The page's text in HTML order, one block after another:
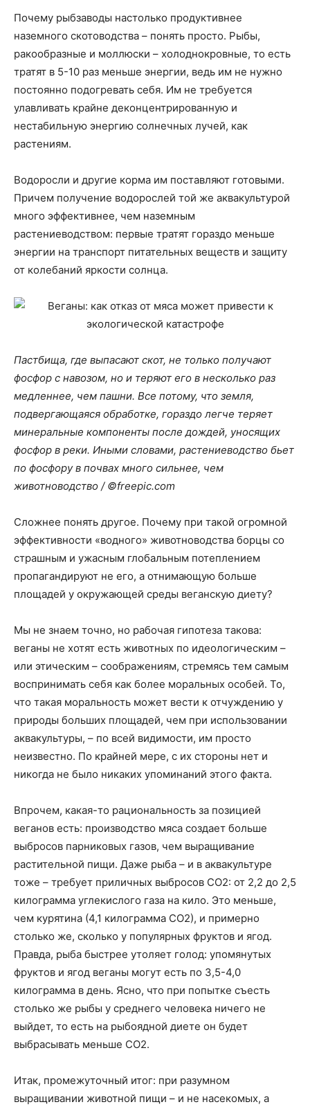
Почему рыбзаводы настолько продуктивнее
наземного скотоводства – понять просто. Рыбы,
ракообразные и моллюски – холоднокровные, то есть
тратят в 5-10 раз меньше энергии, ведь им не нужно
постоянно подогревать себя. Им не требуется
улавливать крайне деконцентрированную и
нестабильную энергию солнечных лучей, как
растениям.
Водоросли и другие корма им поставляют готовыми.
Причем получение водорослей той же аквакультурой
много эффективнее, чем наземным
растениеводством: первые тратят гораздо меньше
энергии на транспорт питательных веществ и защиту
от колебаний яркости солнца.
Пастбища, где выпасают скот, не только получают
фосфор с навозом, но и теряют его в несколько раз
медленнее, чем пашни. Все потому, что земля,
подвергающаяся обработке, гораздо легче теряет
минеральные компоненты после дождей, уносящих
фосфор в реки. Иными словами, растениеводство бьет
по фосфору в почвах много сильнее, чем
животноводство / ©freepic.com
Сложнее понять другое. Почему при такой огромной
эффективности «водного» животноводства борцы со
страшным и ужасным глобальным потеплением
пропагандируют не его, а отнимающую больше
площадей у окружающей среды веганскую диету?
Мы не знаем точно, но рабочая гипотеза такова:
веганы не хотят есть животных по идеологическим –
или этическим – соображениям, стремясь тем самым
воспринимать себя как более моральных особей. То,
что такая моральность может вести к отчуждению у
природы больших площадей, чем при использовании
аквакультуры, – по всей видимости, им просто
неизвестно. По крайней мере, с их стороны нет и
никогда не было никаких упоминаний этого факта.
Впрочем, какая-то рациональность за позицией
веганов есть: производство мяса создает больше
выбросов парниковых газов, чем выращивание
растительной пищи. Даже рыба – и в аквакультуре
тоже – требует приличных выбросов СО2: от 2,2 до 2,5
килограмма углекислого газа на кило. Это меньше,
чем курятина (4,1 килограмма СО2), и примерно
столько же, сколько у популярных фруктов и ягод.
Правда, рыба быстрее утоляет голод: упомянутых
фруктов и ягод веганы могут есть по 3,5-4,0
килограмма в день. Ясно, что при попытке съесть
столько же рыбы у среднего человека ничего не
выйдет, то есть на рыбоядной диете он будет
выбрасывать меньше СО2.
Итак, промежуточный итог: при разумном
выращивании животной пищи – и не насекомых, а